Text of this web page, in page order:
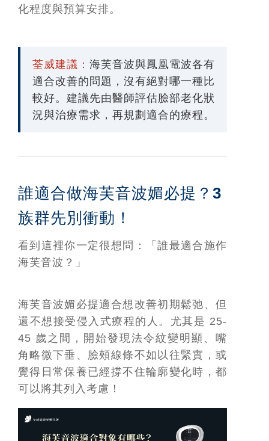
化程度與預算安排。
荃威建議： 海芙音波與鳳凰電波各有
適合改善的問題，沒有絕對哪一種比
較好。建議先由醫師評估臉部老化狀
況與治療需求，再規劃適合的療程。
誰適合做海芙音波媚必提？3
族群先別衝動！
看到這裡你一定很想問：「誰最適合施作
海芙音波？」
海芙音波媚必提適合想改善初期鬆弛、但
還不想接受侵入式療程的人。尤其是 25-
45 歲之間，開始發現法令紋變明顯、嘴
角略微下垂、臉頰線條不如以往緊實，或
覺得日常保養已經撐不住輪廓變化時，都
可以將其列入考慮！